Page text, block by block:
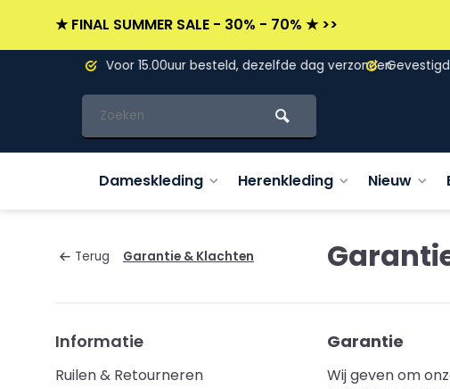
★ FINAL SUMMER SALE - 30% - 70% ★ >>
Voor 15.00uur besteld, dezelfde dag verzondenGevestigd in
Dameskleding Herenkleding Nieuw
Terug Garantie & Klachten
Informatie
Ruilen & Retourneren
Garantie
Wij geven om